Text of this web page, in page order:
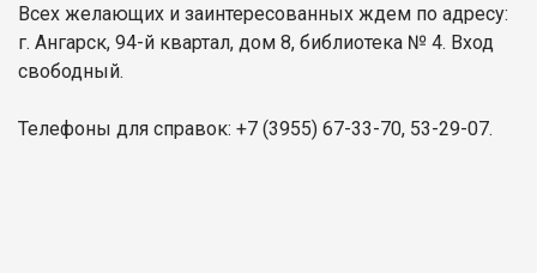
Всех желающих и заинтересованных ждем по адресу:
г. Ангарск, 94-й квартал, дом 8, библиотека № 4. Вход
свободный.
Телефоны для справок: +7 (3955) 67-33-70, 53-29-07.